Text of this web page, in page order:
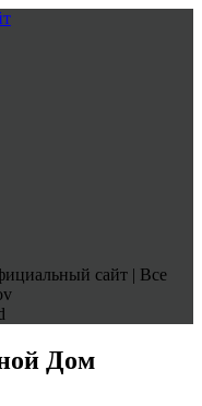
сайт | Все
Дом